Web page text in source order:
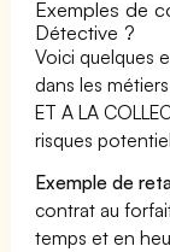
Exemples de
Détective ?
Voici quelques
dans les métiers
ET A LA
risques
Exemple de
contrat au
temps et en